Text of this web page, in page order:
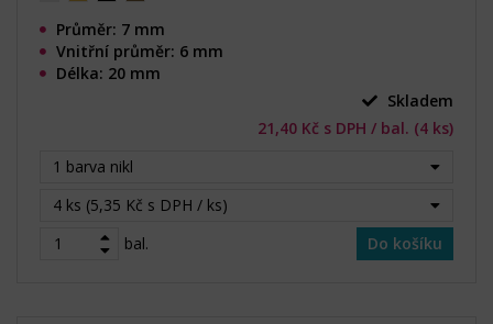
Průměr: 7 mm
Vnitřní průměr: 6 mm
Délka: 20 mm
Skladem
21,40 Kč s DPH / bal. (4 ks)
1 barva nikl
4 ks (5,35 Kč s DPH / ks)
bal.
Do košíku